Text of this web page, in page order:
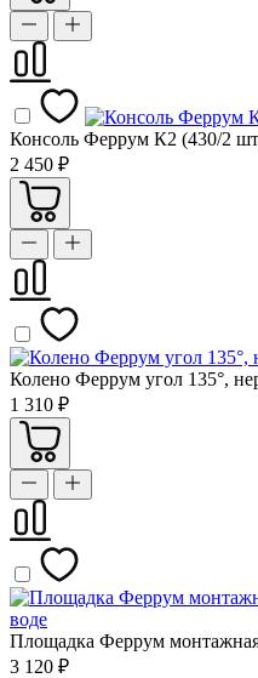
Консоль Феррум К2 (430/2
2 450 ₽
Колено Феррум угол 135°,
1 310 ₽
Площадка Феррум
3 120 ₽